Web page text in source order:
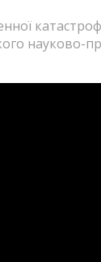
науково-